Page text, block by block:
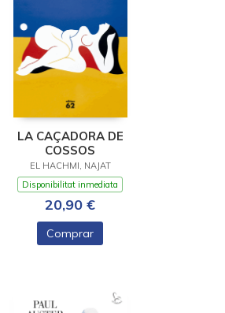
LA CAÇADORA DE
COSSOS
EL HACHMI, NAJAT
Disponibilitat inmediata
20,90 €
Comprar